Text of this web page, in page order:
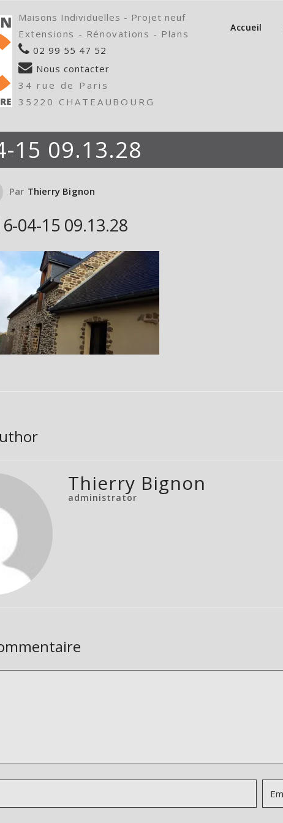
Maisons Individuelles - Projet neuf
Extensions - Rénovations - Plans
02 99 55 47 52
Nous contacter
34 rue de Paris
35220 CHATEAUBOURG
Accueil
15 09.13.28
Par Thierry Bignon
04-15 09.13.28
Thierry Bignon
administrator